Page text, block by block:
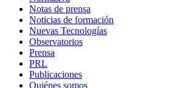
Notas de prensa
Noticias de formación
Nuevas Tecnologías
Observatorios
Prensa
PRL
Publicaciones
Quiénes somos